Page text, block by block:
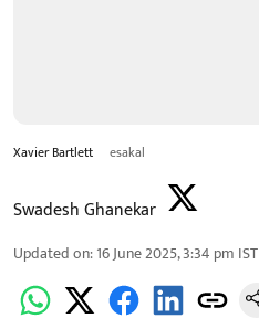
Xavier Bartlett esakal
Swadesh Ghanekar
Updated on:16 June 2025, 3:34 pm IST